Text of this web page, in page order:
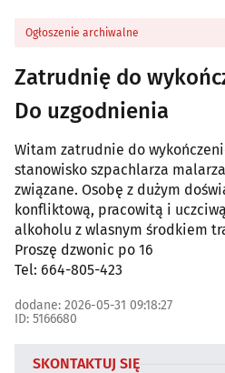
Ogłoszenie archiwalne
Zatrudnię do
Do uzgodnienia
Witam zatrudnie do
stanowisko szpachlarza
związane. Osobę z dużym
konfliktową, pracowitą i
alkoholu z wlasnym środkiem
Proszę dzwonic po 16
Tel: 664-805-423
dodane: 2026-05-31 09:18:27
ID: 5166680
SKONTAKTUJ SIĘ